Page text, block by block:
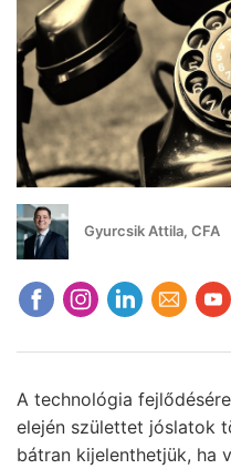
Gyurcsik Attila, CFA
A technológia
elején születtet jóslatok
bátran kijelenthetjük, ha